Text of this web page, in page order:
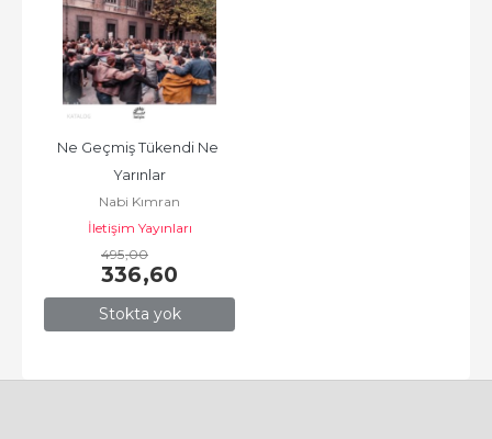
Stokta yok
Ne Geçmiş Tükendi Ne
Yarınlar
Nabi Kımran
İletişim Yayınları
495,00
336,60